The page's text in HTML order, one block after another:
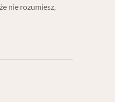
nie rozumiesz,